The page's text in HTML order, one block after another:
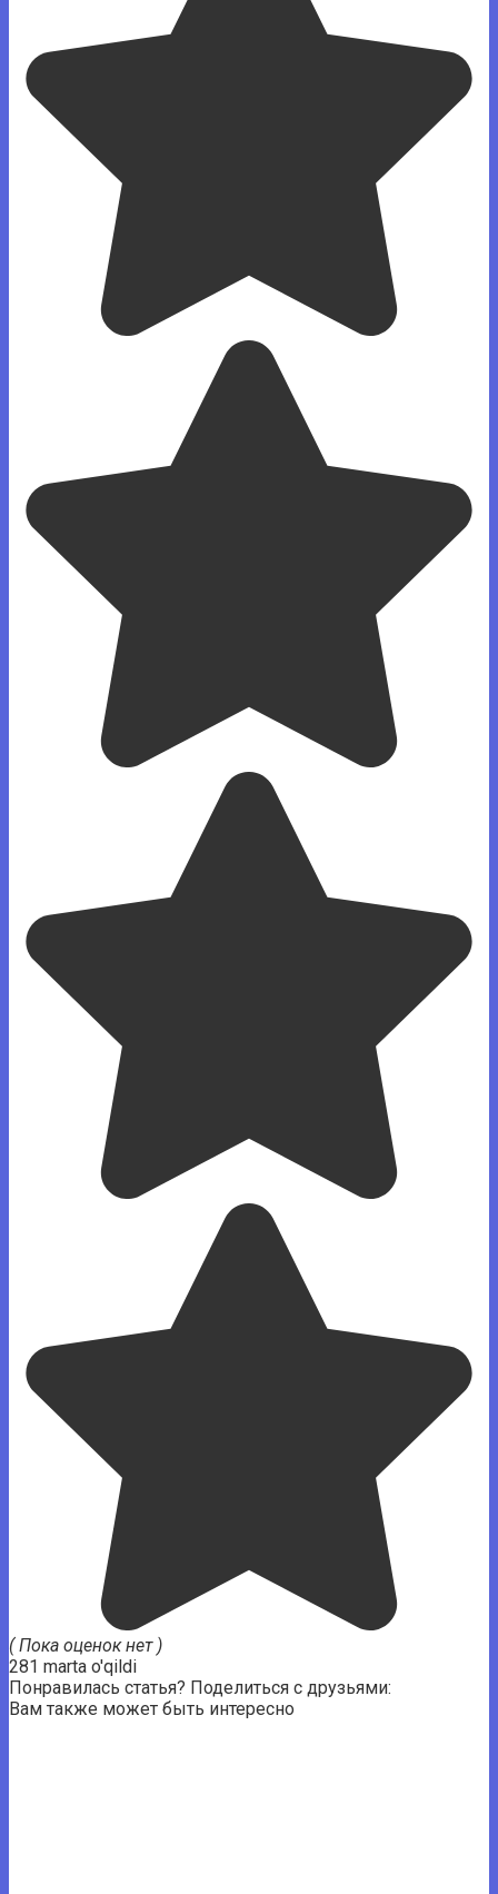
( Пока оценок нет )
281 marta o'qildi
Понравилась статья? Поделиться с друзьями:
Вам также может быть интересно